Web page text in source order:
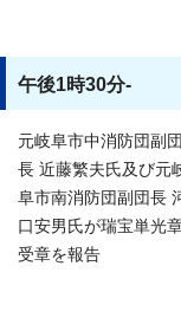
午後1時30分-
元岐阜市中消防団副団
長 近藤繁夫氏及び元
阜市南消防団副団長
口安男氏が瑞宝単光
受章を報告